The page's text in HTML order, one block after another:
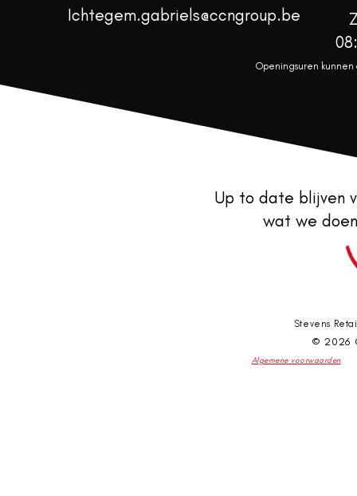
Ichtegem.gabriels@ccngroup.be
Openingsuren
Up to date blijven
wat we
Stevens
© 2026
Algemene voorwaarden